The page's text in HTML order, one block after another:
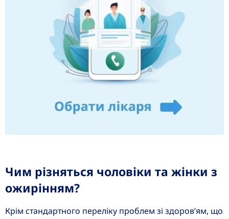
Чим різняться чоловіки та жінки з
ожирінням?
Крім стандартного переліку проблем зі здоров’ям, що